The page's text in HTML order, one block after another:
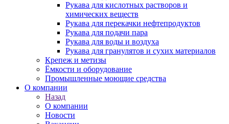
Рукава для кислотных растворов и
химических веществ
Рукава для перекачки нефтепродуктов
Рукава для подачи пара
Рукава для воды и воздуха
Рукава для гранулятов и сухих материалов
Крепеж и метизы
Ёмкости и оборудование
Промышленные моющие средства
О компании
Назад
О компании
Новости